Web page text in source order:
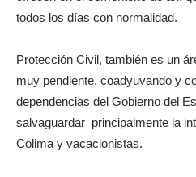
todos los días con normalidad.
Protección Civil, también es un
muy pendiente, coadyuvando y
dependencias del Gobierno del
salvaguardar principalmente la
Colima y vacacionistas.